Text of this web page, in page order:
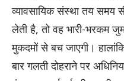
व्यावसायिक संस्था तय समय
लेती है, तो वह भारी-भरकम
मुकदमों से बच जाएगी।
बार गलती दोहराने पर